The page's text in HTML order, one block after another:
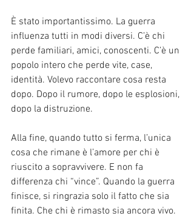
È stato importantissimo. La guerra
influenza tutti in modi diversi. C’è chi
perde familiari, amici, conoscenti. C’è un
popolo intero che perde vite, case,
identità. Volevo raccontare cosa resta
dopo. Dopo il rumore, dopo le esplosioni,
dopo la distruzione.
Alla fine, quando tutto si ferma, l’unica
cosa che rimane è l’amore per chi è
riuscito a sopravvivere. E non fa
differenza chi “vince”. Quando la guerra
finisce, si ringrazia solo il fatto che sia
finita. Che chi è rimasto sia ancora vivo.